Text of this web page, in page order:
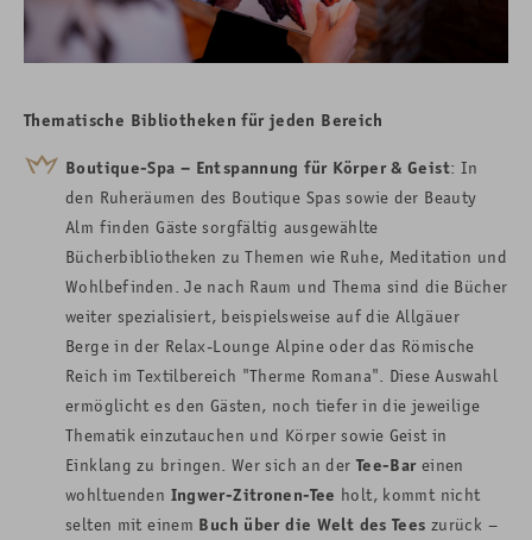
Thematische Bibliotheken für jeden Bereich
Boutique-Spa – Entspannung für Körper & Geist: In
den Ruheräumen des Boutique Spas sowie der Beauty
Alm finden Gäste sorgfältig ausgewählte
Bücherbibliotheken zu Themen wie Ruhe, Meditation und
Wohlbefinden. Je nach Raum und Thema sind die Bücher
weiter spezialisiert, beispielsweise auf die Allgäuer
Berge in der Relax-Lounge Alpine oder das Römische
Reich im Textilbereich "Therme Romana". Diese Auswahl
ermöglicht es den Gästen, noch tiefer in die jeweilige
Thematik einzutauchen und Körper sowie Geist in
Einklang zu bringen. Wer sich an der Tee-Bareinen
wohltuenden Ingwer-Zitronen-Tee holt, kommt nicht
selten mit einem Buch über die Welt des Tees zurück –